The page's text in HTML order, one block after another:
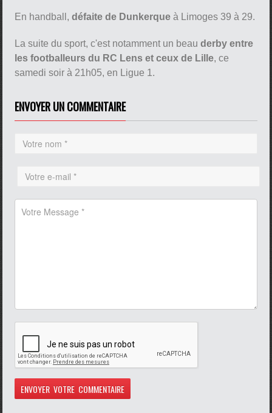
En handball,défaite de Dunkerque à Limoges 39 à 29.
La suite du sport, c'est notamment un beauderby entre
les footballeurs du RC Lens et ceux de Lille, ce
samedi soir à 21h05, en Ligue 1.
ENVOYER UN COMMENTAIRE